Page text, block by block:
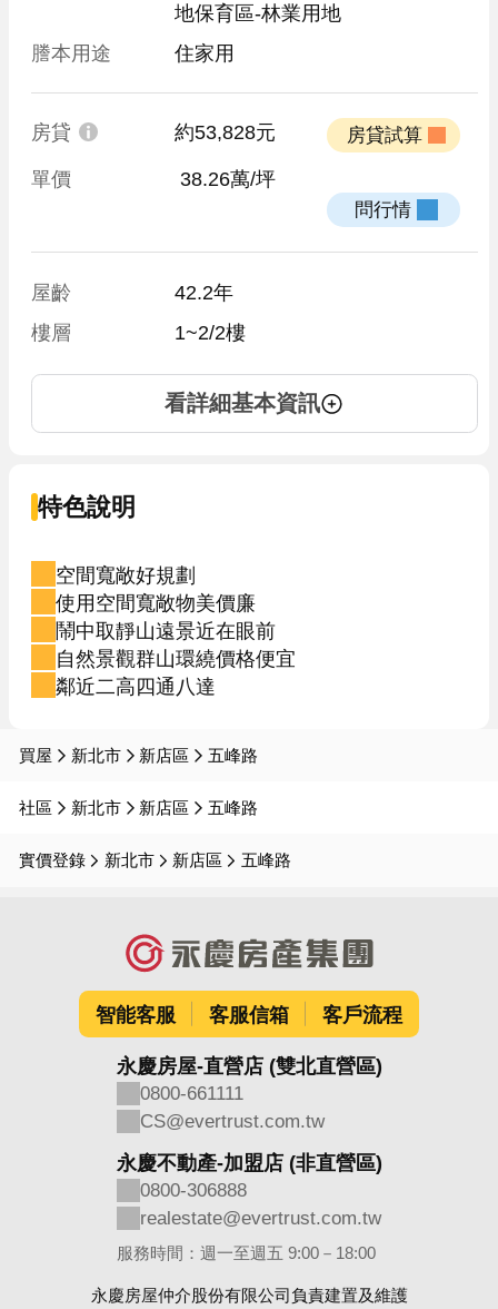
地保育區-林業用地
謄本用途
住家用
房貸 約53,828元
單價 38.26萬/坪
屋齡
42.2年
樓層
1~2/2樓
看詳細基本資訊
特色說明
空間寬敞好規劃
使用空間寬敞物美價廉
鬧中取靜山遠景近在眼前
自然景觀群山環繞價格便宜
鄰近二高四通八達
買屋 新北市 新店區 五峰路
社區 新北市 新店區 五峰路
實價登錄 新北市 新店區 五峰路
智能客服 客服信箱 客戶流程
永慶房屋-直營店 (雙北直營區)
0800-661111
CS@evertrust.com.tw
永慶不動產-加盟店 (非直營區)
0800-306888
realestate@evertrust.com.tw
服務時間：週一至週五 9:00－18:00
永慶房屋仲介股份有限公司負責建置及維護